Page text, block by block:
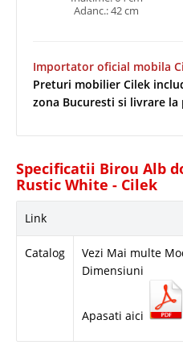
Adanc.: 42 cm
Importator oficial mobila
Preturi mobilier Cilek
zona Bucuresti si livrare
Specificatii Birou Alb
Rustic White - Cilek
Link
Catalog
Vezi Mai multe
Dimensiuni
Apasati aici